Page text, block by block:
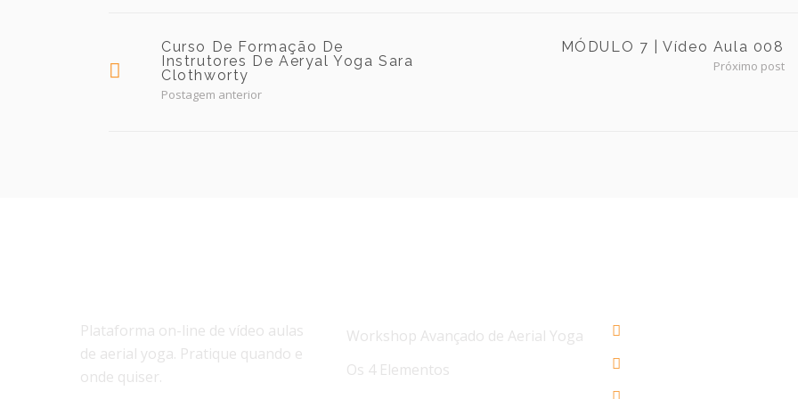
Curso De Formação De
Instrutores De Aeryal Yoga Sara
Clothworty
Postagem anterior
MÓDULO 7 | Vídeo Aula 008
Próximo post
Plataforma on-line de vídeo aulas
de aerial yoga. Pratique quando e
onde quiser.
Workshop Avançado de Aerial Yoga
Os 4 Elementos